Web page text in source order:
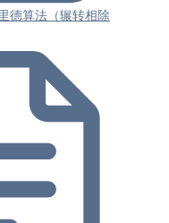
德算法（辗转相除